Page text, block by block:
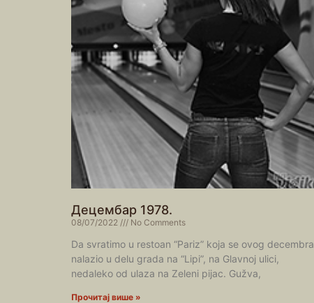
Децембар 1978.
08/07/2022 No Comments
Da svratimo u restoan “Pariz” koja se ovog decembra
nalazio u delu grada na “Lipi”, na Glavnoj ulici,
nedaleko od ulaza na Zeleni pijac. Gužva,
Прочитај више »